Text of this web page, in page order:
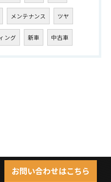
メンテナンス ツヤ
ング 新車 中古車
お問い合わせはこちら